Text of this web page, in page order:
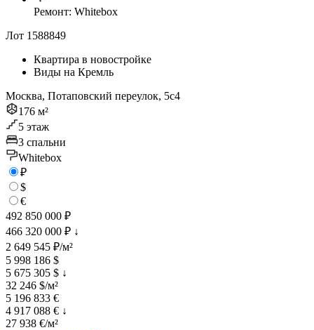
Ремонт: Whitebox
Лот 1588849
Квартира в новостройке
Виды на Кремль
Москва, Потаповский переулок, 5с4
176 м²
5 этаж
3 спальни
Whitebox
₽
$
€
492 850 000 ₽
466 320 000 ₽ ↓
2 649 545 ₽/м²
5 998 186 $
5 675 305 $ ↓
32 246 $/м²
5 196 833 €
4 917 088 € ↓
27 938 €/м²